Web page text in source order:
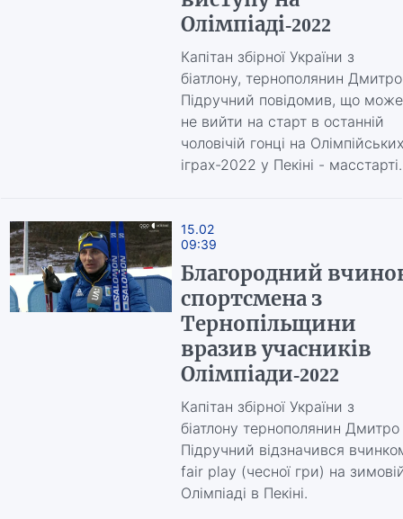
Олімпіаді-2022
Капітан збірної України з
біатлону, тернополянин Дмитро
Підручний повідомив, що може
не вийти на старт в останній
чоловічій гонці на Олімпійських
іграх-2022 у Пекіні - масстарті.
15.02
09:39
Благородний
спортсмена з
Тернопільщини
вразив учасників
Олімпіади-2022
Капітан збірної України з
біатлону тернополянин Дмитро
Підручний відзначився
fair play (чесної гри) на
Олімпіаді в Пекіні.